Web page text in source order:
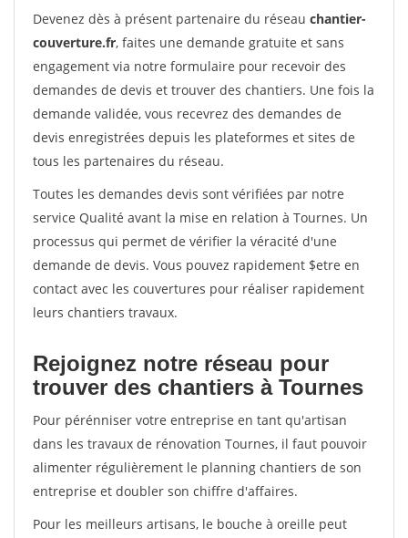
Devenez dès à présent partenaire du réseau chantier-
couverture.fr, faites une demande gratuite et sans
engagement via notre formulaire pour recevoir des
demandes de devis et trouver des chantiers. Une fois la
demande validée, vous recevrez des demandes de
devis enregistrées depuis les plateformes et sites de
tous les partenaires du réseau.
Toutes les demandes devis sont vérifiées par notre
service Qualité avant la mise en relation à Tournes. Un
processus qui permet de vérifier la véracité d'une
demande de devis. Vous pouvez rapidement $etre en
contact avec les couvertures pour réaliser rapidement
leurs chantiers travaux.
Rejoignez notre réseau pour
trouver des chantiers à Tournes
Pour pérénniser votre entreprise en tant qu'artisan
dans les travaux de rénovation Tournes, il faut pouvoir
alimenter régulièrement le planning chantiers de son
entreprise et doubler son chiffre d'affaires.
Pour les meilleurs artisans, le bouche à oreille peut